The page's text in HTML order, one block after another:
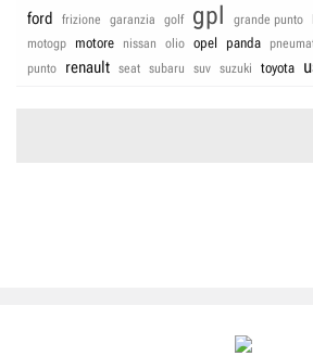
ford frizione garanzia golf gpl grande punto
motogp
motore nissan olio opel panda
punto
renault seat subaru suv suzuki toyota